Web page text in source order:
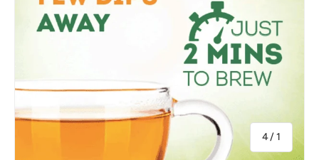
1
/من
4